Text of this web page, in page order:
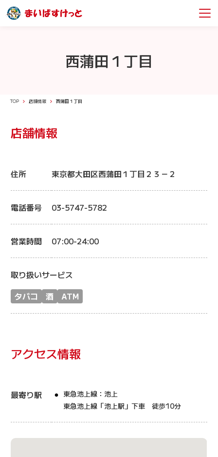
西蒲田１丁目
TOP 店舗情報 西蒲田１丁目
店舗情報
住所 東京都大田区西蒲田１丁目２３－２
電話番号 03-5747-5782
営業時間 07:00-24:00
取り扱いサービス
タバコ
酒 ATM
アクセス情報
最寄り駅
東急池上線：池上
東急池上線「池上駅」下車 徒歩10分